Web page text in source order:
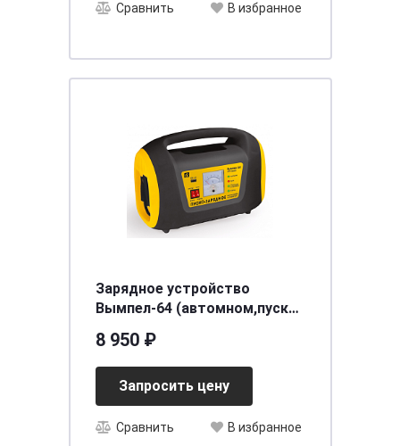
Сравнить В избранное
Зарядное устройство
Вымпел-64 (автомном,пуско-
8 950 ₽
Запросить цену
Сравнить В избранное